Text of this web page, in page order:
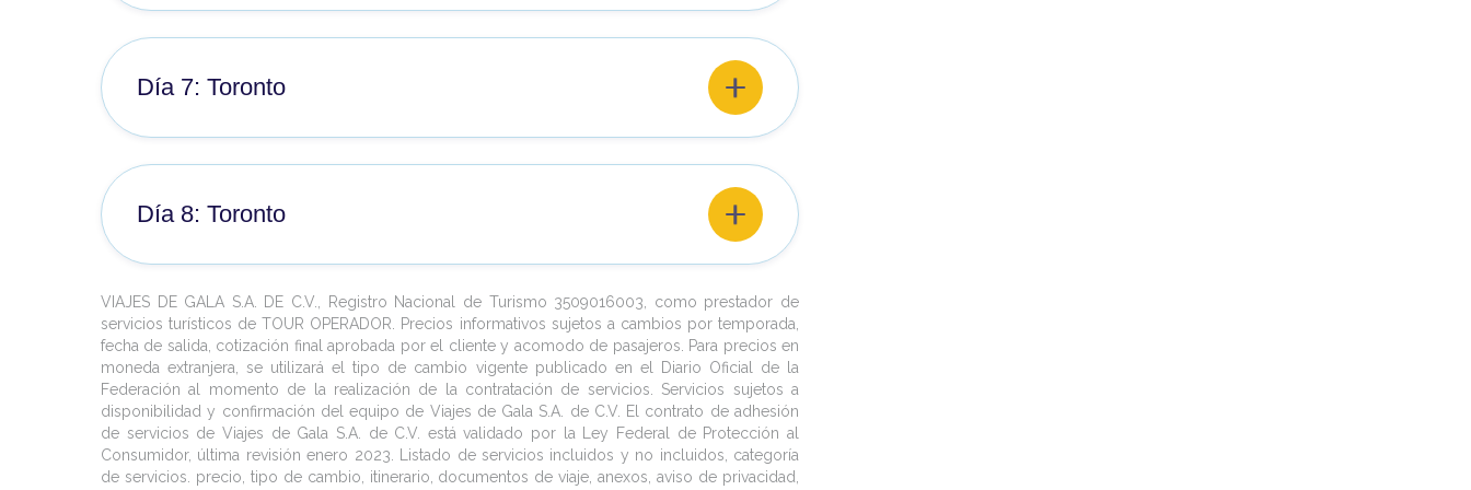
Desayuno. Salida hacia Niágara Falls, pasando en camino por Niagara-on-the-Lake,
precioso pueblito de estilo victoriano, localizado en Valle de Niágara reconocido
mundialmente por su famoso Vino de Hielo. A continuación, llegaremos a las
majestuosas y famosas cataratas que deslumbrarán con su impresionante caudal de
Día 7: Toronto
Desayuno. El recorrido de hoy empieza visitando Toronto. Recorrido por el antiguo y
nuevo city Hall, el Parlamento de la Provincia, el Barrio Chino, la Universidad de
Toronto, la Torre CN (subida opcional), el antiguo distrito de las destilerías y el mercado
San Lorenzo. Descubra una ciudad vibrante y multicultural. Resto del día libre para
y hacer compras en el famoso centro comercial Eaton’s Center. Alojamiento.
Día 8: Toronto
Desayuno. Si el horario de su vuelo lo permite tiempo libre en Toronto para seguir
descubriendo la ciudad a su aire. A la hora conveniente, traslado hacia el aeropuerto de
Toronto. Fin de nuestros servicios.
VIAJES DE GALA S.A. DE C.V., Registro Nacional de Turismo 3509016003, como prestador de
servicios turísticos de TOUR OPERADOR. Precios informativos sujetos a cambios por temporada,
fecha de salida, cotización final aprobada por el cliente y acomodo de pasajeros. Para precios en
moneda extranjera, se utilizará el tipo de cambio vigente publicado en el Diario Oficial de la
Federación al momento de la realización de la contratación de servicios. Servicios sujetos a
disponibilidad y confirmación del equipo de Viajes de Gala S.A. de C.V. El contrato de adhesión
de servicios de Viajes de Gala S.A. de C.V. está validado por la Ley Federal de Protección al
Consumidor, última revisión enero 2023. Listado de servicios incluidos y no incluidos, categoría
de servicios. precio, tipo de cambio, itinerario, documentos de viaje, anexos, aviso de privacidad,